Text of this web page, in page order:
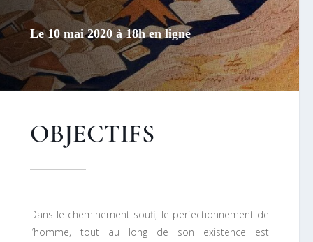
Le 10 mai 2020 à 18h en ligne
OBJECTIFS
Dans le cheminement soufi, le perfectionnement de
l’homme, tout au long de son existence est